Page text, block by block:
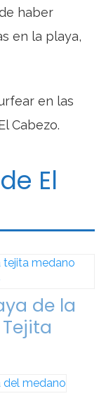
haber
en la playa,
en las
Cabezo.
El
de la
Tejita